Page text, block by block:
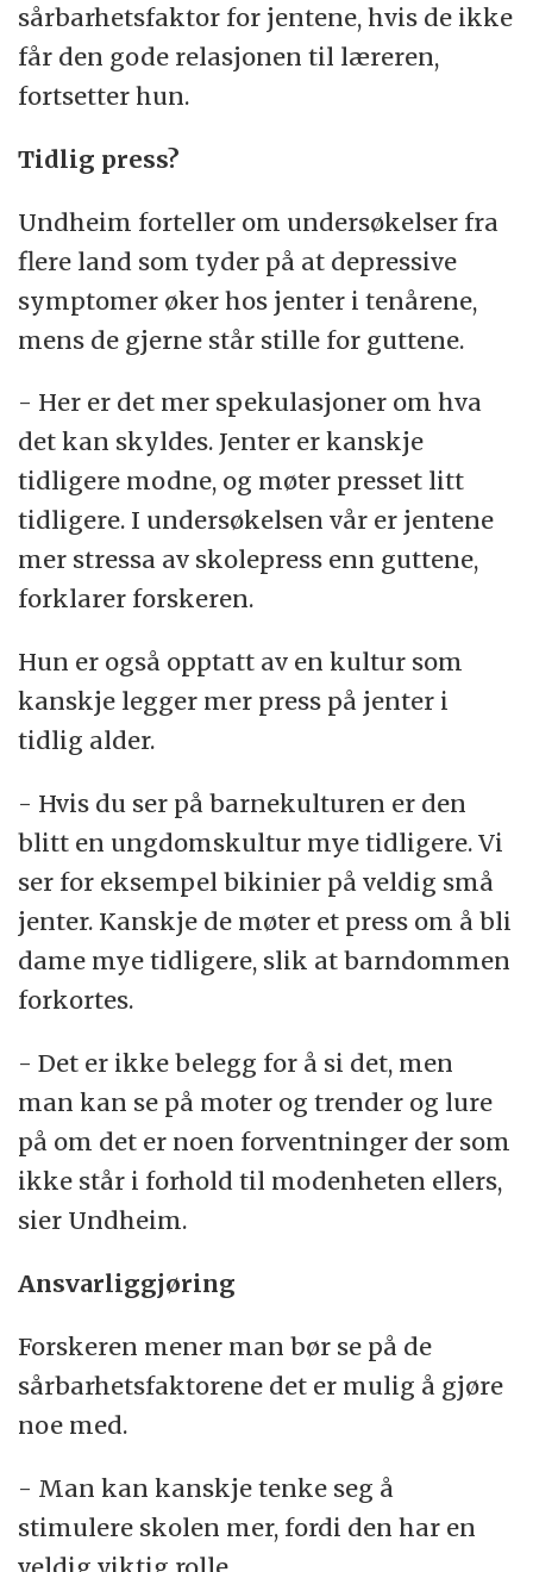
sårbarhetsfaktor for jentene, hvis de ikke
får den gode relasjonen til læreren,
fortsetter hun.
Tidlig press?
Undheim forteller om undersøkelser fra
flere land som tyder på at depressive
symptomer øker hos jenter i tenårene,
mens de gjerne står stille for guttene.
- Her er det mer spekulasjoner om hva
det kan skyldes. Jenter er kanskje
tidligere modne, og møter presset litt
tidligere. I undersøkelsen vår er jentene
mer stressa av skolepress enn guttene,
forklarer forskeren.
Hun er også opptatt av en kultur som
kanskje legger mer press på jenter i
tidlig alder.
- Hvis du ser på barnekulturen er den
blitt en ungdomskultur mye tidligere. Vi
ser for eksempel bikinier på veldig små
jenter. Kanskje de møter et press om å bli
dame mye tidligere, slik at barndommen
forkortes.
- Det er ikke belegg for å si det, men
man kan se på moter og trender og lure
på om det er noen forventninger der som
ikke står i forhold til modenheten ellers,
sier Undheim.
Ansvarliggjøring
Forskeren mener man bør se på de
sårbarhetsfaktorene det er mulig å gjøre
noe med.
- Man kan kanskje tenke seg å
stimulere skolen mer, fordi den har en